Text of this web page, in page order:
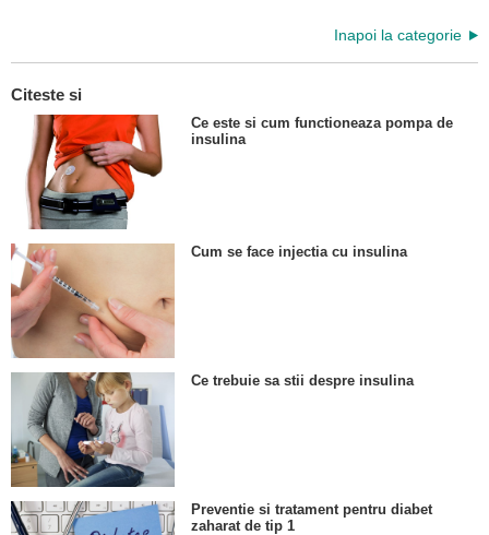
Inapoi la categorie
Citeste si
Ce este si cum functioneaza pompa de
insulina
Cum se face injectia cu insulina
Ce trebuie sa stii despre insulina
Preventie si tratament pentru diabet
zaharat de tip 1